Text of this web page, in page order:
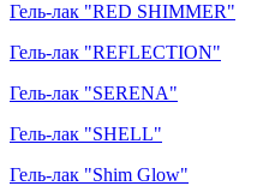
Гель-лак "RED SHIMMER"
Гель-лак "REFLECTION"
Гель-лак "SERENA"
Гель-лак "SHELL"
Гель-лак "Shim Glow"